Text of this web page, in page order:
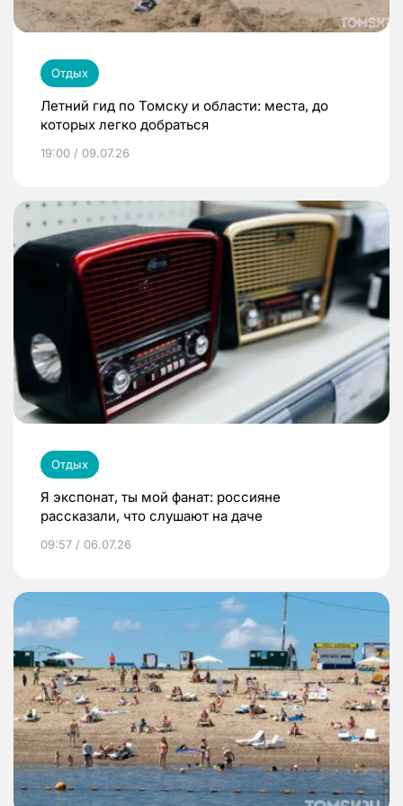
Отдых
Летний гид по Томску и области: места, до
которых легко добраться
19:00 / 09.07.26
Отдых
Я экспонат, ты мой фанат: россияне
рассказали, что слушают на даче
09:57 / 06.07.26